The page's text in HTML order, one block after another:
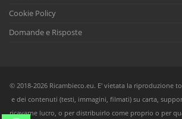
Cookie Policy
Domande e Risposte
© 2018-2026 Ricambieco.eu. E' vietata la riproduzione
e dei contenuti (testi, immagini, filmati) su carta,
ricavarne lucro, o per distribuirlo come proprio o per